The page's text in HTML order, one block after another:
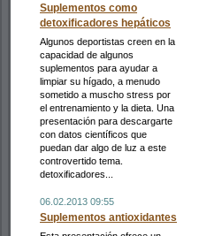
Suplementos como
detoxificadores hepáticos
Algunos deportistas creen en la
capacidad de algunos
suplementos para ayudar a
limpiar su hígado, a menudo
sometido a muscho stress por
el entrenamiento y la dieta. Una
presentación para descargarte
con datos científicos que
puedan dar algo de luz a este
controvertido tema.
detoxificadores...
06.02.2013 09:55
Suplementos antioxidantes